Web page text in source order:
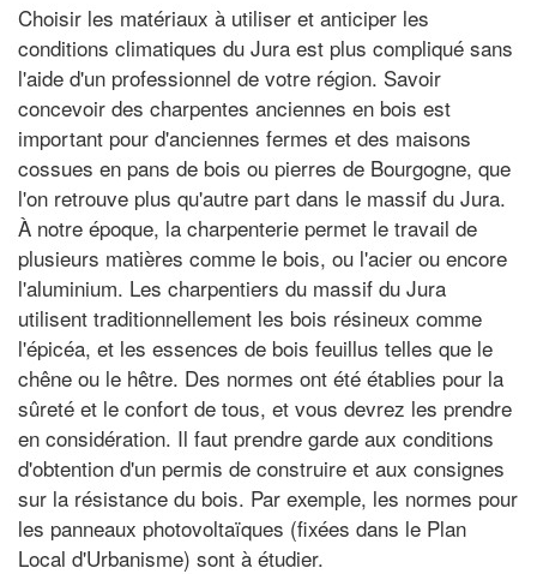
Choisir les matériaux à utiliser et anticiper les
conditions climatiques du Jura est plus compliqué sans
l'aide d'un professionnel de votre région. Savoir
concevoir des charpentes anciennes en bois est
important pour d'anciennes fermes et des maisons
cossues en pans de bois ou pierres de Bourgogne, que
l'on retrouve plus qu'autre part dans le massif du Jura.
À notre époque, la charpenterie permet le travail de
plusieurs matières comme le bois, ou l'acier ou encore
l'aluminium. Les charpentiers du massif du Jura
utilisent traditionnellement les bois résineux comme
l'épicéa, et les essences de bois feuillus telles que le
chêne ou le hêtre. Des normes ont été établies pour la
sûreté et le confort de tous, et vous devrez les prendre
en considération. Il faut prendre garde aux conditions
d'obtention d'un permis de construire et aux consignes
sur la résistance du bois. Par exemple, les normes pour
les panneaux photovoltaïques (fixées dans le Plan
Local d'Urbanisme) sont à étudier.